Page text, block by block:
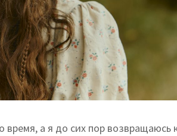
время, а я до сих пор возвращаюсь